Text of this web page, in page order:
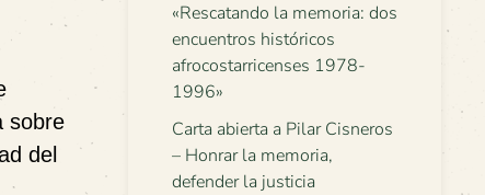
sobre
del
«Rescatando la memoria: dos
encuentros históricos
afrocostarricenses 1978-
1996»
Carta abierta a Pilar Cisneros
– Honrar la memoria,
defender la justicia